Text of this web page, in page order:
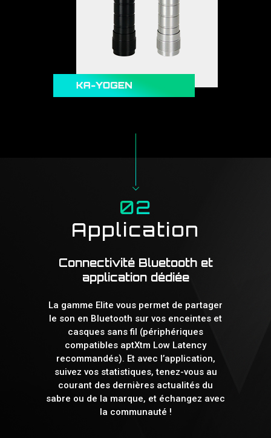
02
Application
Connectivité Bluetooth et
application dédiée
La gamme Elite vous permet de partager
le son en Bluetooth sur vos enceintes et
casques sans fil (périphériques
compatibles aptXtm Low Latency
recommandés). Et avec l’application,
suivez vos statistiques, tenez-vous au
courant des dernières actualités du
sabre ou de la marque, et échangez avec
la communauté !